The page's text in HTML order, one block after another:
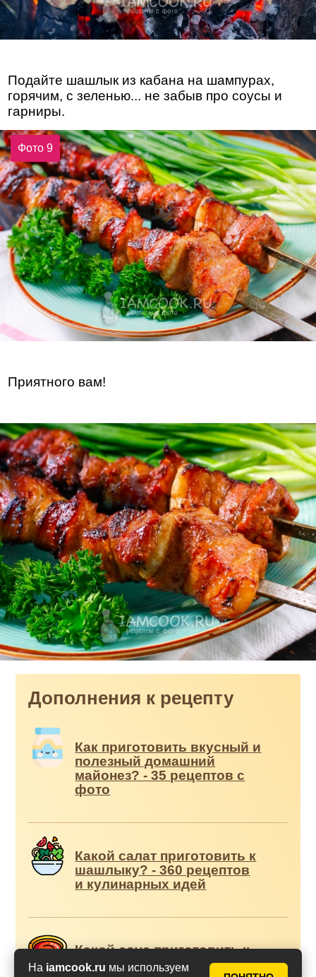
На iamcook.ru мы используем
Подайте шашлык из кабана на шампурах,
горячим, с зеленью... не забыв про соусы и
гарниры.
Фото 9
Приятного вам!
Дополнения к рецепту
Как приготовить вкусный и
полезный домашний
майонез? - 35 рецептов с
фото
Какой салат приготовить к
шашлыку? - 360 рецептов
и кулинарных идей
Какой соус приготовить к
шашлыку? - 60 рецептов